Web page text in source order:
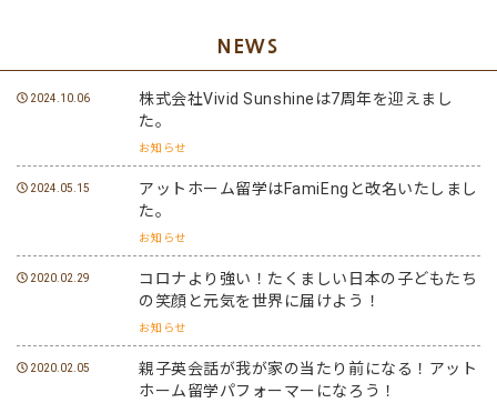
NEWS
2024.10.06
株式会社Vivid Sunshineは7周年を迎えまし
た。
お知らせ
2024.05.15
アットホーム留学はFamiEngと改名いたしまし
た。
お知らせ
2020.02.29
コロナより強い！たくましい日本の子どもたち
の笑顔と元気を世界に届けよう！
お知らせ
2020.02.05
親子英会話が我が家の当たり前になる！アット
ホーム留学パフォーマーになろう！